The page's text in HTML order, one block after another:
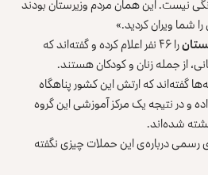
نیست. این همان مردم وزیرستان بودند
شما ویران کردید.»
را ۴۶ نفر اعلام کرده و گفته‌اند که
از جمله زنان و کودکان هستند.
گفته‌اند که ارتش این کشور پناهگاه
و در نتیجه یک مرکز آموزشی این گروه
شده‌اند.
رسمی درباره‌ی این حملات چیزی نگفته